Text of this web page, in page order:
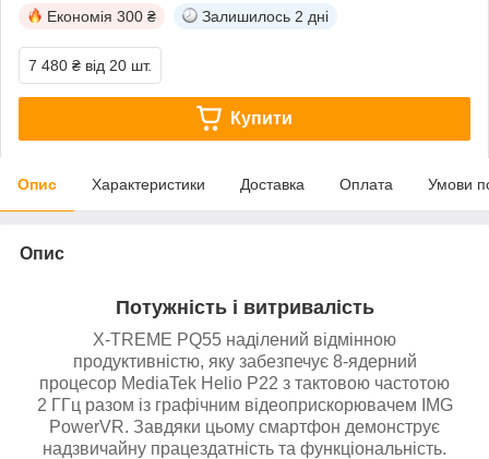
Економія 300 ₴ Залишилось 2 дні
7 480 ₴ від 20 шт.
Купити
Опис Характеристики Доставка Оплата Умови
Опис
Потужність і витривалість
X-TREME PQ55 наділений відмінною
продуктивністю, яку забезпечує 8-ядерний
процесор MediaTek Helio P22 з тактовою частотою
2 ГГц разом із графічним відеоприскорювачем IMG
PowerVR. Завдяки цьому смартфон демонструє
надзвичайну працездатність та функціональність.